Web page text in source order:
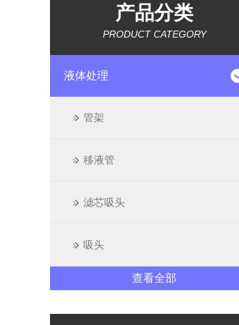
产品分类
PRODUCT CATEGORY
液体处理
管架
移液管
滤芯吸头
吸头
查看全部